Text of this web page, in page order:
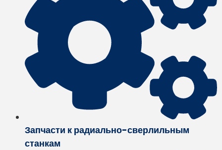
Запчасти к радиально-сверлильным
станкам